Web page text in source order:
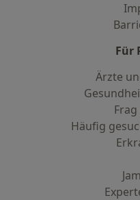
Für
Ärzte
Häufig